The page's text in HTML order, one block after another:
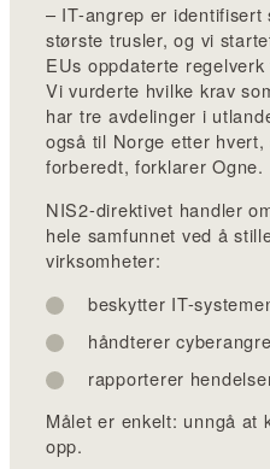
– IT-angrep er identifisert
største trusler, og vi
EUs oppdaterte
Vi vurderte hvilke krav
har tre avdelinger i
også til Norge etter
forberedt, forklarer Ogne.
NIS2-direktivet handler
hele samfunnet ved å
virksomheter:
beskytter IT-
håndterer
rapporterer
Målet er enkelt: unngå at
opp.